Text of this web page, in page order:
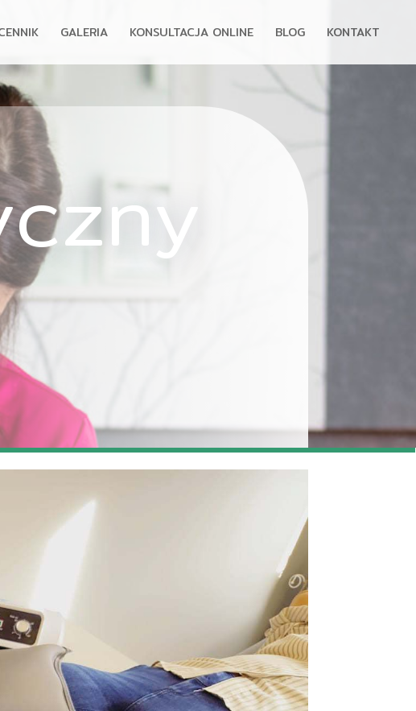
GALERIA KONSULTACJA ONLINE BLOG KONTAKT